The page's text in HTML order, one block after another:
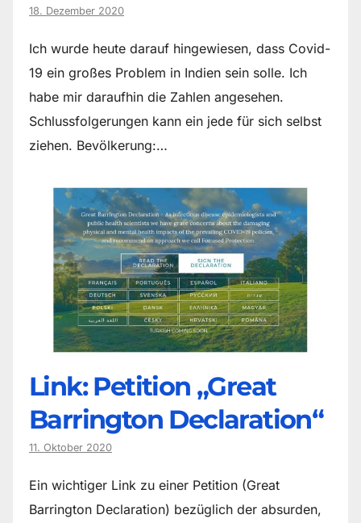
18. Dezember 2020
Ich wurde heute darauf hingewiesen, dass Covid-
19 ein großes Problem in Indien sein solle. Ich
habe mir daraufhin die Zahlen angesehen.
Schlussfolgerungen kann ein jede für sich selbst
ziehen. Bevölkerung:…
Link: Petition „Great
Barrington Declaration“
11. Oktober 2020
Ein wichtiger Link zu einer Petition (Great
Barrington Declaration) bezüglich der absurden,